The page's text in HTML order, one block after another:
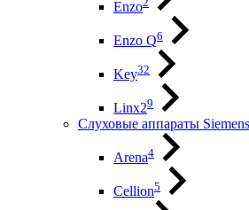
Enzo
Enzo Q6
Key32
Linx29
Слуховые аппараты
Arena4
Cellion5